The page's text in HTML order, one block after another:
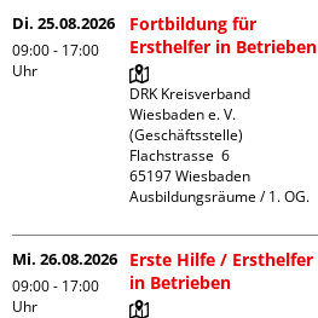
Di. 25.08.2026
09:00 - 17:00
Uhr
Fortbildung für
Ersthelfer in Betrieben
DRK Kreisverband
Wiesbaden e. V.
(Geschäftsstelle)
Flachstrasse  6
65197 Wiesbaden
Ausbildungsräume / 1. OG.
Mi. 26.08.2026
09:00 - 17:00
Uhr
Erste Hilfe / Ersthelfer
in Betrieben